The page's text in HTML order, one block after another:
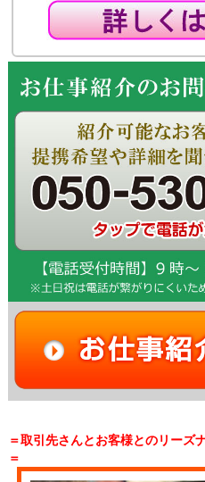
＝取引先さんとお客様とのリーズ
＝